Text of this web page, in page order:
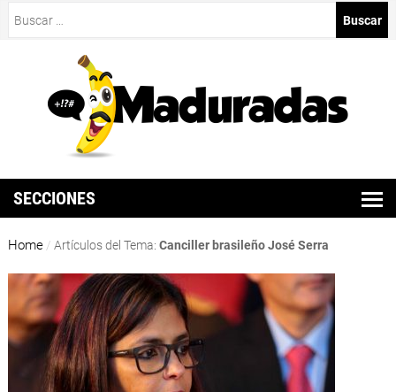
SECCIONES
Home / Artículos del Tema: Canciller brasileño José Serra